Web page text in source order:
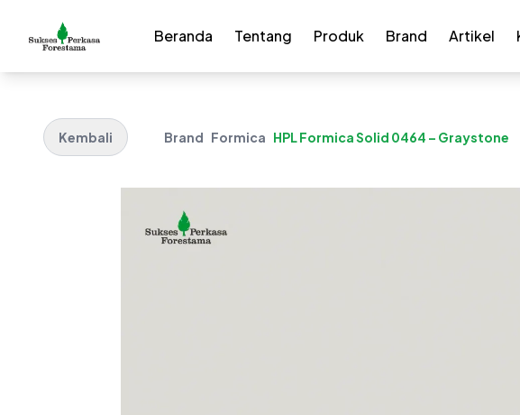
Beranda Tentang Produk Brand Artikel
Kembali Brand Formica HPL Formica Solid 0464 – Graystone